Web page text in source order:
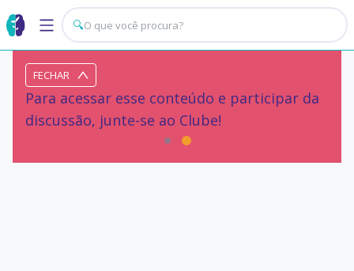
🔍
FECHAR
Para acessar esse conteúdo e participar da
discussão, junte-se ao Clube!